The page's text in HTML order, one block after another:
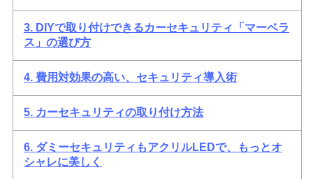
3. DIYで取り付けできるカーセキュリティ「マーベラ
ス」の選び方
4. 費用対効果の高い、セキュリティ導入術
5. カーセキュリティの取り付け方法
6. ダミーセキュリティもアクリルLEDで、もっとオ
シャレに美しく